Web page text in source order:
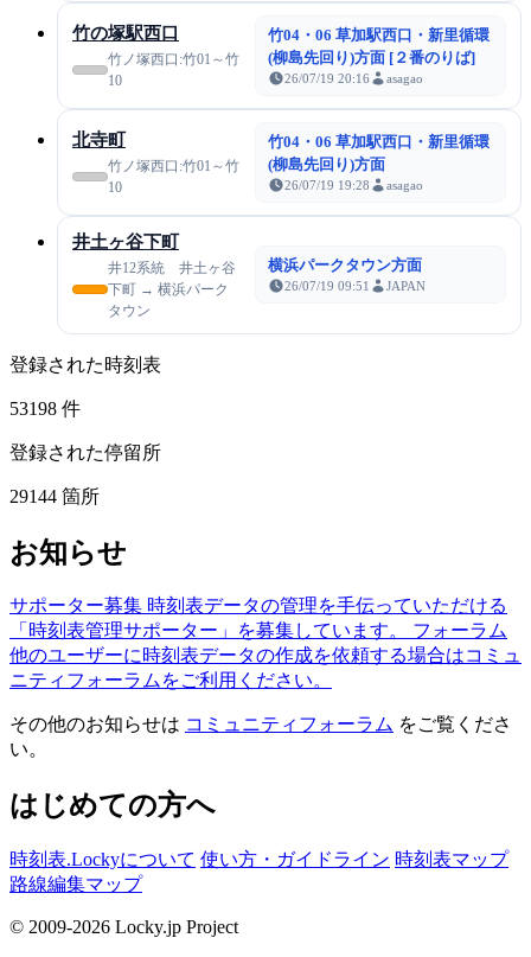
竹の塚駅西口
竹ノ塚西口:竹01～竹
10
竹04・06 草加駅西口・新里循環
(柳島先回り)方面 [２番のりば]
26/07/19 20:16 asagao
北寺町
竹ノ塚西口:竹01～竹
10
竹04・06 草加駅西口・新里循環
(柳島先回り)方面
26/07/19 19:28 asagao
井土ヶ谷下町
井12系統 井土ヶ谷
下町 → 横浜パーク
タウン
横浜パークタウン方面
26/07/19 09:51 JAPAN
登録された時刻表
53198 件
登録された停留所
29144 箇所
お知らせ
サポーター募集 時刻表データの管理を手伝っていただける
「時刻表管理サポーター」を募集しています。
フォーラム
他のユーザーに時刻表データの作成を依頼する場合はコミュ
ニティフォーラムをご利用ください。
その他のお知らせは コミュニティフォーラム をご覧くださ
い。
はじめての方へ
時刻表.Lockyについて 使い方・ガイドライン 時刻表マップ
路線編集マップ
© 2009-2026 Locky.jp Project